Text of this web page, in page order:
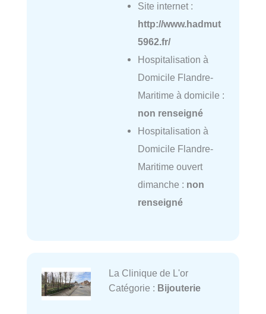
Site internet :
http://www.hadmut
5962.fr/
Hospitalisation à
Domicile Flandre-
Maritime à domicile :
non renseigné
Hospitalisation à
Domicile Flandre-
Maritime ouvert
dimanche : non
renseigné
La Clinique de L'or
Catégorie : Bijouterie